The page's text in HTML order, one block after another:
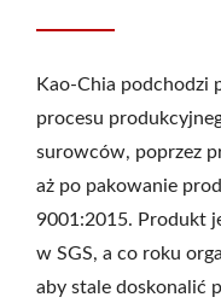
Kao-Chia podchodzi
procesu
surowców, poprzez
aż po pakowanie
9001:2015. Produkt
w SGS, a co roku
aby stale doskonalić